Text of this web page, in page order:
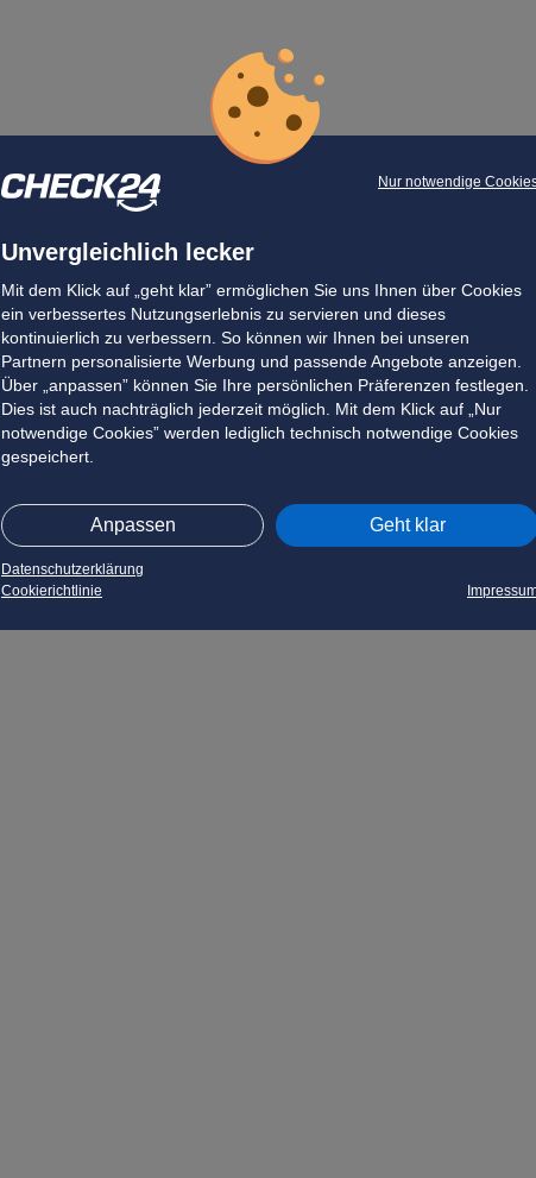
Nur notwendige
Unvergleichlich lecker
Mit dem Klick auf „geht klar” ermöglichen Sie uns Ihnen über Cookies
ein verbessertes Nutzungserlebnis zu servieren und dieses
kontinuierlich zu verbessern. So können wir Ihnen bei unseren
Partnern personalisierte Werbung und passende Angebote anzeigen.
Über „anpassen” können Sie Ihre persönlichen Präferenzen festlegen.
Dies ist auch nachträglich jederzeit möglich. Mit dem Klick auf „Nur
notwendige Cookies” werden lediglich technisch notwendige Cookies
gespeichert.
Anpassen Geht klar
Datenschutzerklärung
Cookierichtlinie